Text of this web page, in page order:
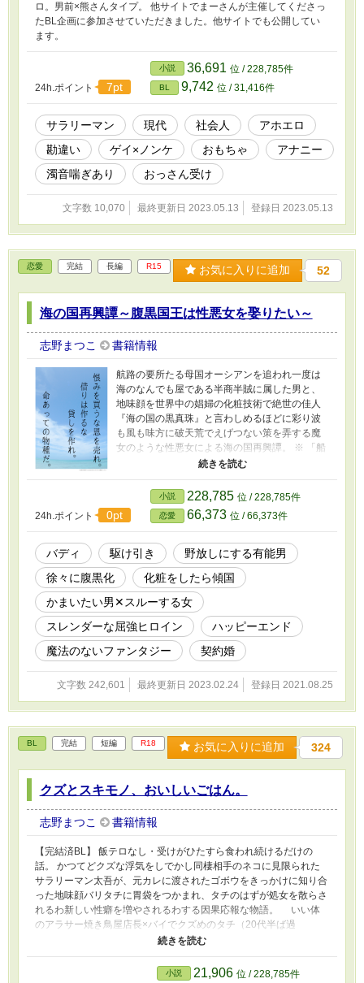
ロ。男前×熊さんタイプ。 他サイトでまーさんが主催してくださっ
たBL企画に参加させていただきました。他サイトでも公開してい
ます。
24h.ポイント 7pt
小説 36,691 位 / 228,785件
BL 9,742 位 / 31,416件
サラリーマン 現代 社会人
アホエロ
勘違い
ゲイ×ノンケ おもちゃ
アナニー
濁音喘ぎあり
おっさん受け
文字数 10,070 最終更新日 2023.05.13 登録日 2023.05.13
恋愛 完結 長編 R15 お気に入りに追加 52
海の国再興譚～腹黒国王は性悪女を娶りたい～
志野まつこ 書籍情報
航路の要所たる母国オーシアンを追われ一度は
海のなんでも屋である半商半賊に属した男と、
地味顔を世界中の娼婦の化粧技術で絶世の佳人
『海の国の黒真珠』と言わしめるほどに彩り波
も風も味方に破天荒でえげつない策を弄する魔
女のような性悪女による海の国再興譚。 ※ 「船
を降りるなら嫁に来い」などと言い出した海の
才を持つかつての相棒は答える。「よし一年ほ
ど婚約しよう。会食３万、夜会５万、式典10
万。功績に応じて臨時手当も支給しろ」 明敏な
頭脳に人材、人望と容姿にまで恵まれ後に希代
の名君と称される男は絶望的なまでに女の趣味
が悪かった。 旧題「わだつみの娘と海の国の物
語」
24h.ポイント 0pt
小説 228,785 位 / 228,785件
恋愛 66,373 位 / 66,373件
バディ 駆け引き
野放しにする有能男
徐々に腹黒化
化粧をしたら傾国
かまいたい男✕スルーする女
スレンダーな屈強ヒロイン
ハッピーエンド
魔法のないファンタジー
契約婚
文字数 242,601 最終更新日 2023.02.24 登録日 2021.08.25
BL 完結 短編 R18 お気に入りに追加 324
クズとスキモノ、おいしいごはん。
志野まつこ 書籍情報
【完結済BL】 飯テロなし・受けがひたすら食われ続けるだけの
話。 かつてどクズな浮気をしでかし同棲相手のネコに見限られた
サラリーマン太吾が、元カレに渡されたゴボウをきっかけに知り合
った地味顔バリタチに胃袋をつかまれ、タチのはずが処女を散らさ
れるわ新しい性癖を増やされるわする因果応報な物語。 いい体
のアラサー焼き鳥屋店長×バイでクズめのタチ（20代半ば過
ぎ）。 Ｒシーン多め。ちょいクズのタチが雌にされてぐちゃぐ
ん。 割れ鍋に綴じ蓋的ハッピーエンド。 「浮気された俺の話」シ
小説 21,906 位 / 228,785件